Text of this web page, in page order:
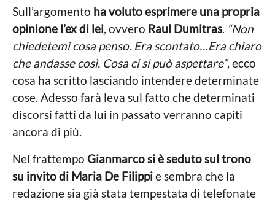
Sull’argomento ha voluto esprimere una propria
opinione l’ex di lei, ovvero Raul Dumitras. “Non
chiedetemi cosa penso. Era scontato…Era chiaro
che andasse così. Cosa ci si può aspettare”, ecco
cosa ha scritto lasciando intendere determinate
cose. Adesso farà leva sul fatto che determinati
discorsi fatti da lui in passato verranno capiti
ancora di più.
Nel frattempo Gianmarco si è seduto sul trono
su invito di Maria De Filippie sembra che la
redazione sia già stata tempestata di telefonate